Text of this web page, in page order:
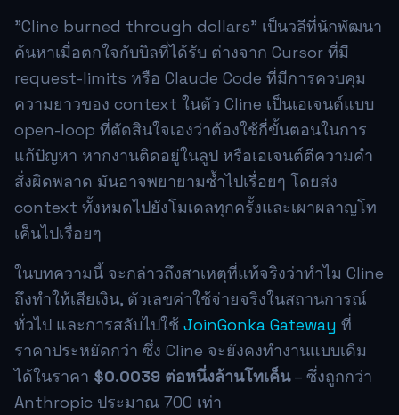
"Cline burned through dollars" เป็นวลีที่นักพัฒนา
ค้นหาเมื่อตกใจกับบิลที่ได้รับ ต่างจาก Cursor ที่มี
request-limits หรือ Claude Code ที่มีการควบคุม
ความยาวของ context ในตัว Cline เป็นเอเจนต์แบบ
open-loop ที่ตัดสินใจเองว่าต้องใช้กี่ขั้นตอนในการ
แก้ปัญหา หากงานติดอยู่ในลูป หรือเอเจนต์ตีความคำ
สั่งผิดพลาด มันอาจพยายามซ้ำไปเรื่อยๆ โดยส่ง
context ทั้งหมดไปยังโมเดลทุกครั้งและเผาผลาญโท
เค็นไปเรื่อยๆ
ในบทความนี้ จะกล่าวถึงสาเหตุที่แท้จริงว่าทำไม Cline
ถึงทำให้เสียเงิน, ตัวเลขค่าใช้จ่ายจริงในสถานการณ์
ทั่วไป และการสลับไปใช้ JoinGonka Gateway ที่
ราคาประหยัดกว่า ซึ่ง Cline จะยังคงทำงานแบบเดิม
ได้ในราคา $0.0039 ต่อหนึ่งล้านโทเค็น– ซึ่งถูกกว่า
Anthropic ประมาณ 700 เท่า